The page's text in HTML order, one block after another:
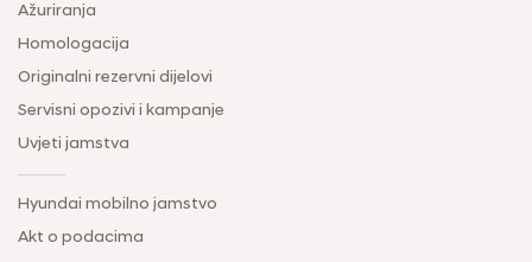
Ažuriranja
Homologacija
Originalni rezervni dijelovi
Servisni opozivi i kampanje
Uvjeti jamstva
Hyundai mobilno jamstvo
Akt o podacima